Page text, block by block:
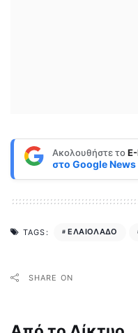
Ακολουθήστε το
στο Google News
TAGS: ΕΛΑΙΟΛΑΔΟ
SHARE ON